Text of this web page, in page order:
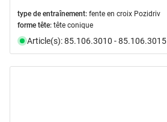
type de entraînement: fente en croix Pozidriv
forme tête: tête conique
Article(s): 85.106.3010 - 85.106.3015